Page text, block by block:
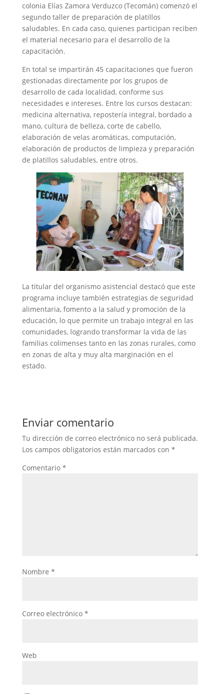
colonia Elías Zamora Verduzco (Tecomán) comenzó el
segundo taller de preparación de platillos
saludables. En cada caso, quienes participan reciben
el material necesario para el desarrollo de la
capacitación.
En total se impartirán 45 capacitaciones que fueron
gestionadas directamente por los grupos de
desarrollo de cada localidad, conforme sus
necesidades e intereses. Entre los cursos destacan:
medicina alternativa, repostería integral, bordado a
mano, cultura de belleza, corte de cabello,
elaboración de velas aromáticas, computación,
elaboración de productos de limpieza y preparación
de platillos saludables, entre otros.
La titular del organismo asistencial destacó que este
programa incluye también estrategias de seguridad
alimentaria, fomento a la salud y promoción de la
educación, lo que permite un trabajo integral en las
comunidades, logrando transformar la vida de las
familias colimenses tanto en las zonas rurales, como
en zonas de alta y muy alta marginación en el
estado.
Enviar comentario
Tu dirección de correo electrónico no será publicada.
Los campos obligatorios están marcados con *
Comentario *
Nombre *
Correo electrónico *
Web